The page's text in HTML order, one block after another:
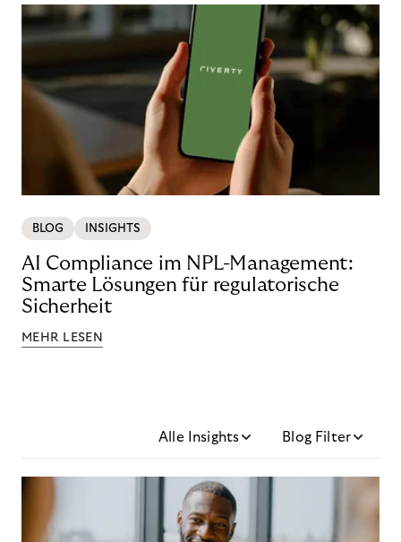
BLOG INSIGHTS
AI Compliance im NPL-Management:
Smarte Lösungen für regulatorische
Sicherheit
MEHR LESEN
Alle Insights Blog Filter